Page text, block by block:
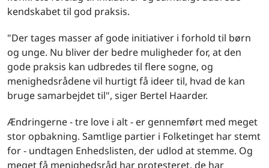
kendskabet til god praksis.
"Der tages masser af gode initiativer i forhold til børn
og unge. Nu bliver der bedre muligheder for, at den
gode praksis kan udbredes til flere sogne, og
menighedsrådene vil hurtigt få ideer til, hvad de kan
bruge samarbejdet til", siger Bertel Haarder.
Ændringerne - tre love i alt - er gennemført med meget
stor opbakning. Samtlige partier i Folketinget har stemt
for - undtagen Enhedslisten, der udlod at stemme. Og
meget få menighedsråd har protesteret, de har